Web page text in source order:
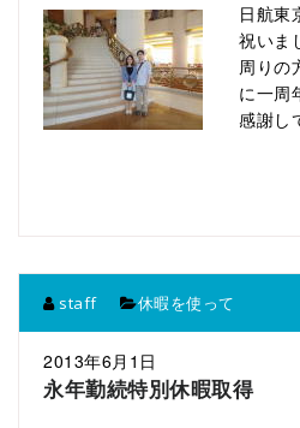
日航東
祝いま
周りの
に一周
感謝し
staff 休暇を使って
2013年6月1日
永年勤続特別休暇取得